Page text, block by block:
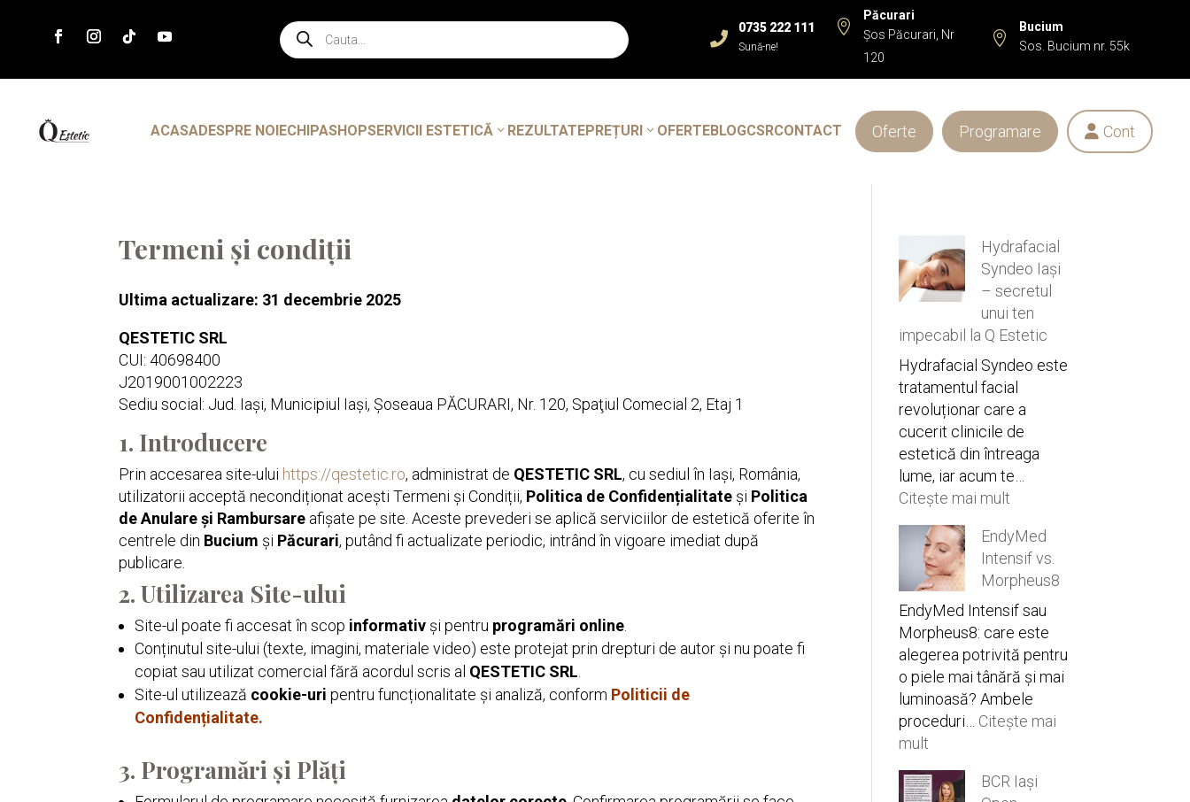
Products
search

0735 222 111
Sună-ne!

Păcurari
Șos Păcurari, Nr
120

Bucium
Sos. Bucium nr. 55k
ACASADESPRE NOI ECHIPASHOPSERVICII ESTETICĂ REZULTATEPREȚURI OFERTEBLOGCSRCONTACT Oferte Programare  Cont
Termeni și condiții
Ultima actualizare: 31 decembrie 2025
QESTETIC SRL
CUI: 40698400
J2019001002223
Sediu social: Jud. Iaşi, Municipiul Iaşi, Şoseaua PĂCURARI, Nr. 120, Spaţiul Comecial 2, Etaj 1
1. Introducere
Prin accesarea site-ului https://qestetic.ro, administrat de QESTETIC SRL, cu sediul în Iași, România,
utilizatorii acceptă necondiționat acești Termeni și Condiții, Politica de Confidențialitate și Politica
de Anulare și Rambursare afișate pe site. Aceste prevederi se aplică serviciilor de estetică oferite în
centrele din Bucium și Păcurari, putând fi actualizate periodic, intrând în vigoare imediat după
publicare.
2. Utilizarea Site-ului
Site-ul poate fi accesat în scop informativ și pentru programări online
Conținutul site-ului (texte, imagini, materiale video) este protejat prin drepturi de autor și nu poate fi
copiat sau utilizat comercial fără acordul scris al QESTETIC SRL
Site-ul utilizează cookie-uri pentru funcționalitate și analiză, conform Politicii de
Confidențialitate.
3. Programări și Plăți
Hydrafacial
Syndeo Iași
– secretul
unui ten
impecabil la Q Estetic
Hydrafacial Syndeo este
tratamentul facial
revoluționar care a
cucerit clinicile de
estetică din întreaga
lume, iar acum te…
Citește mai mult
Syndeo
Iași
–
secretul
unui
ten
impecabil
la
Q
EndyMed
Intensif vs.
Morpheus8
EndyMed Intensif sau
Morpheus8: care este
alegerea potrivită pentru
o piele mai tânără și mai
luminoasă? Ambele
proceduri… Citește mai
mult
Intensif
BCR Iași